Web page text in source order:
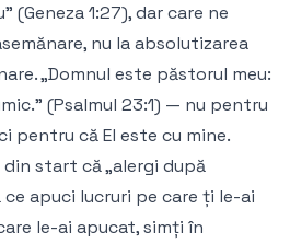
(Geneza 1:27), dar care ne
nu la absolutizarea
„Domnul este păstorul meu:
(Psalmul 23:1) — nu pentru
pentru că El este cu mine.
din start că „alergi după
apuci lucruri pe care ți le-ai
le-ai apucat, simți în